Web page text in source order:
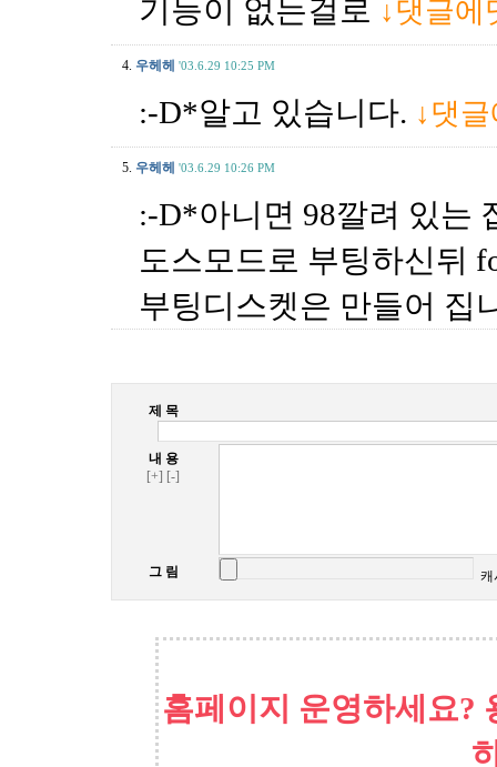
기능이 없는걸로 ↓댓글에
4. 우헤헤 '03.6.29 10:25 PM
:-D*알고 있습니다. ↓댓
5. 우헤헤 '03.6.29 10:26 PM
:-D*아니면 98깔려 있는
도스모드로 부팅하신뒤
부팅디스켓은 만들어 집
제 목
내 용
[+] [-]
그 림 캐
홈페이지 운영하세요?